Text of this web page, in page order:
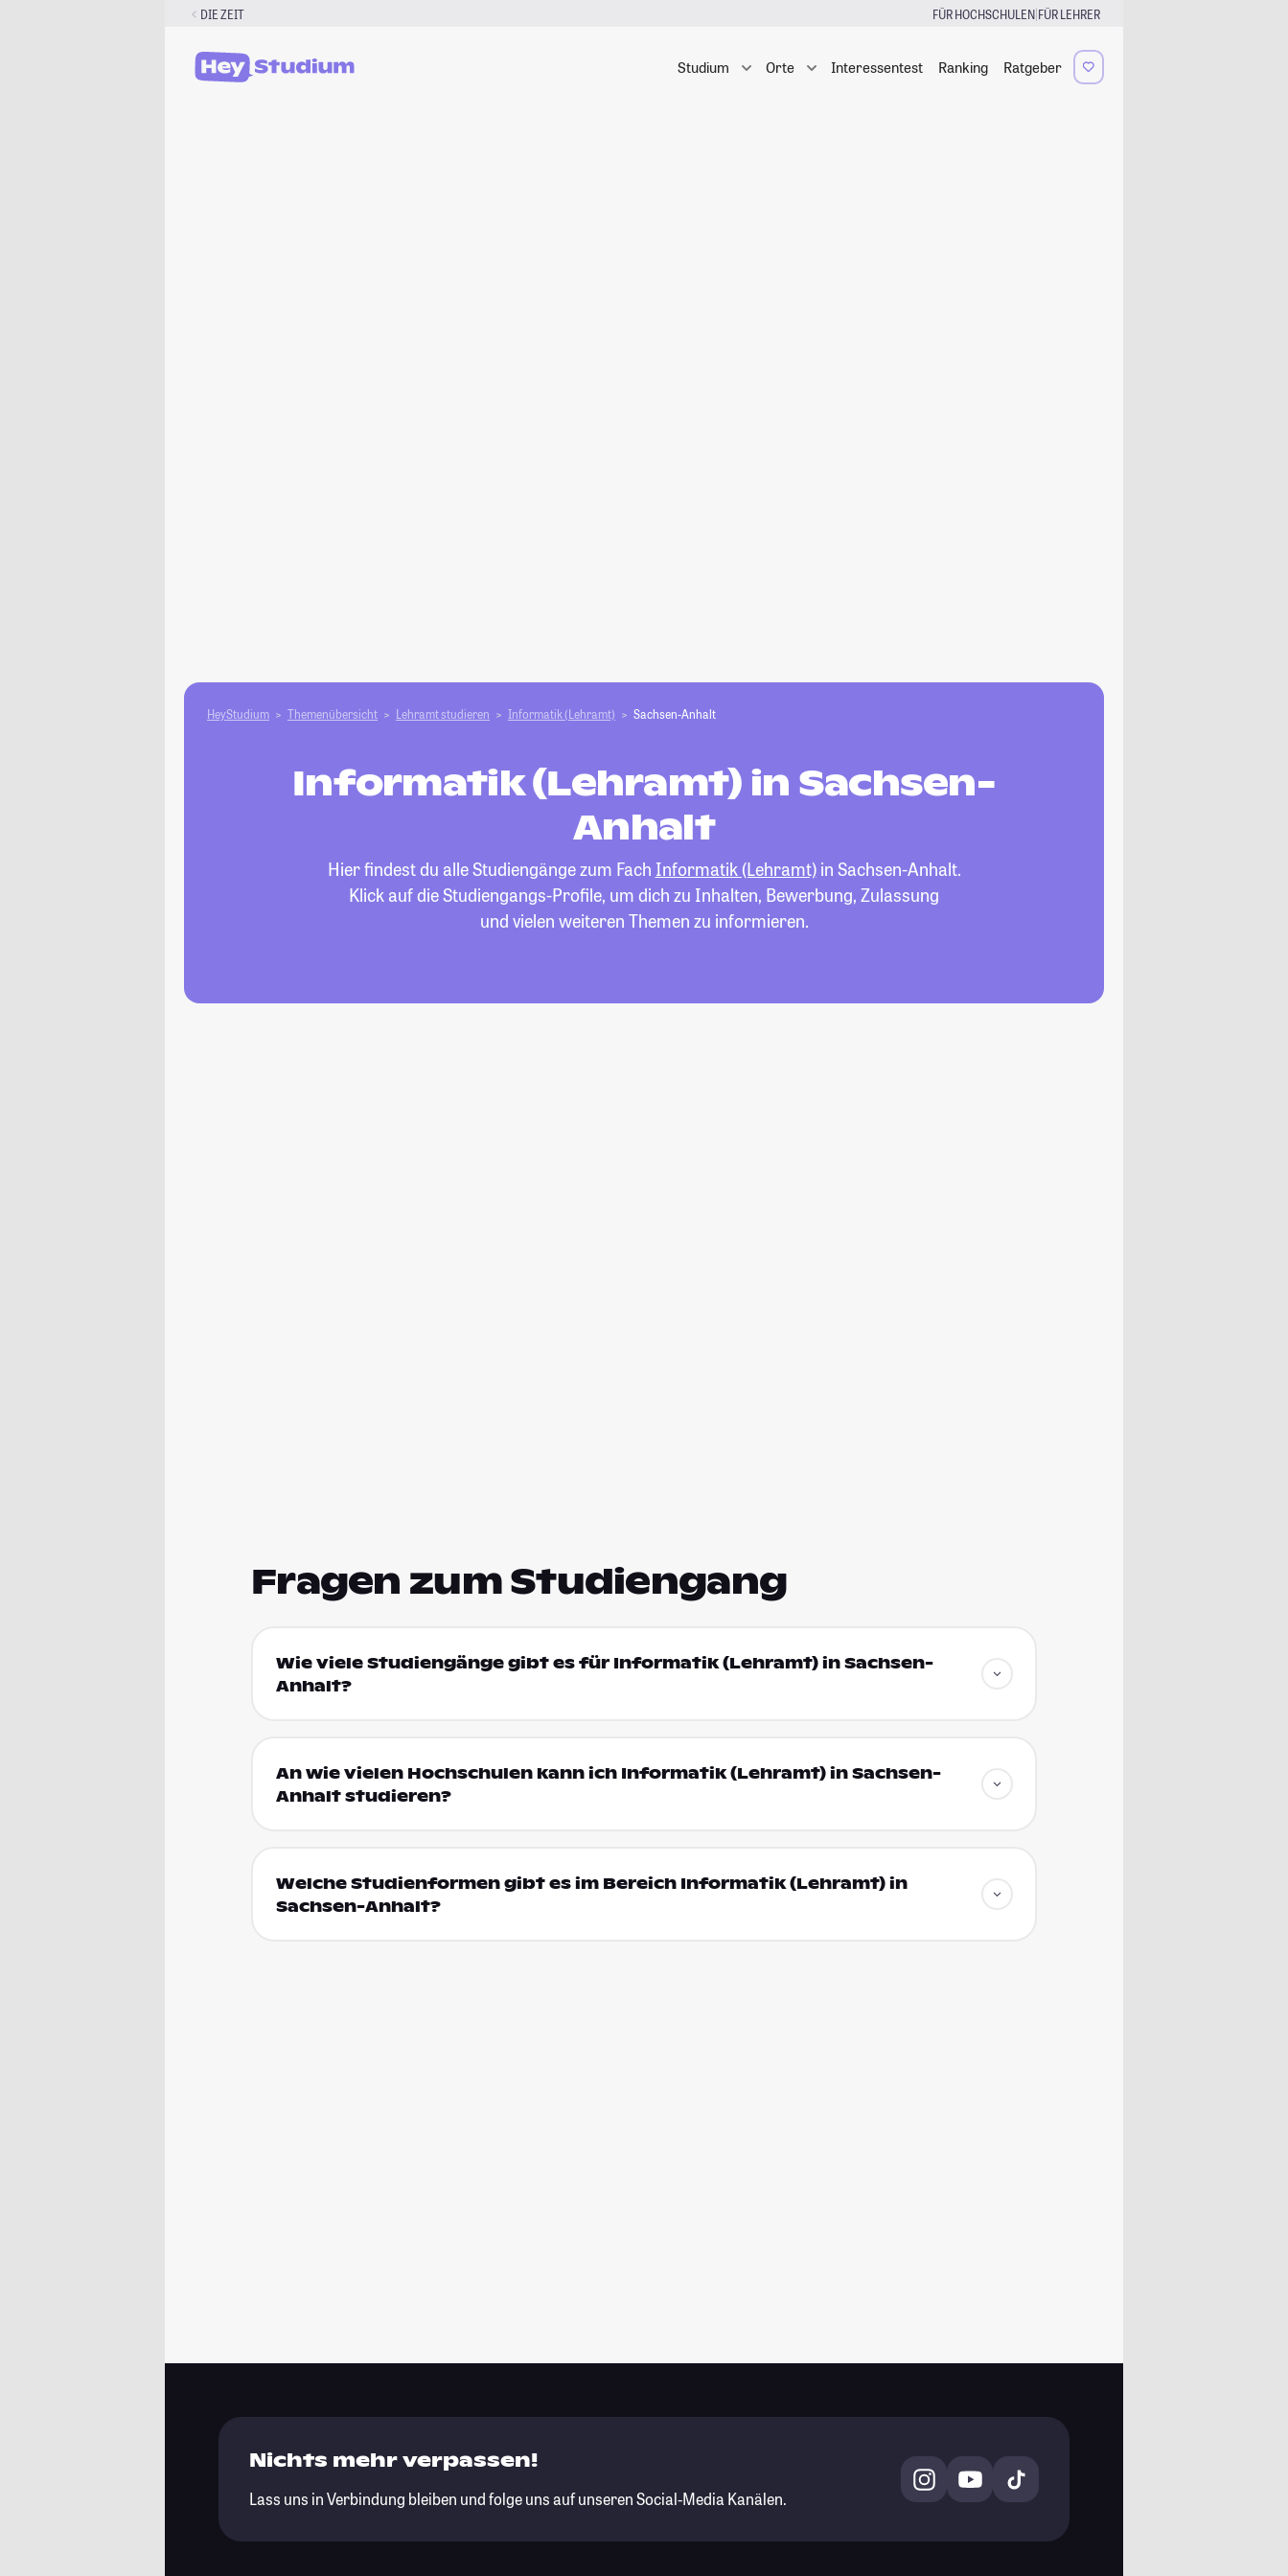
DIE ZEIT FÜR HOCHSCHULEN|FÜR LEHRER
Studium Orte Interessentest Ranking Ratgeber
HeyStudium Themenübersicht Lehramt studieren Informatik (Lehramt) Sachsen-Anhalt
Informatik (Lehramt) in Sachsen-
Anhalt
Hier findest du alle Studiengänge zum Fach Informatik (Lehramt)in Sachsen-Anhalt.
Klick auf die Studiengangs-Profile, um dich zu Inhalten, Bewerbung, Zulassung
und vielen weiteren Themen zu informieren.
Fragen zum Studiengang
Wie viele Studiengänge gibt es für Informatik (Lehramt) in Sachsen-
Anhalt?
An wie vielen Hochschulen kann ich Informatik (Lehramt) in Sachsen-
Anhalt studieren?
Welche Studienformen gibt es im Bereich Informatik (Lehramt) in
Sachsen-Anhalt?
Nichts mehr verpassen!
Lass uns in Verbindung bleiben und folge uns auf unseren Social-Media Kanälen.